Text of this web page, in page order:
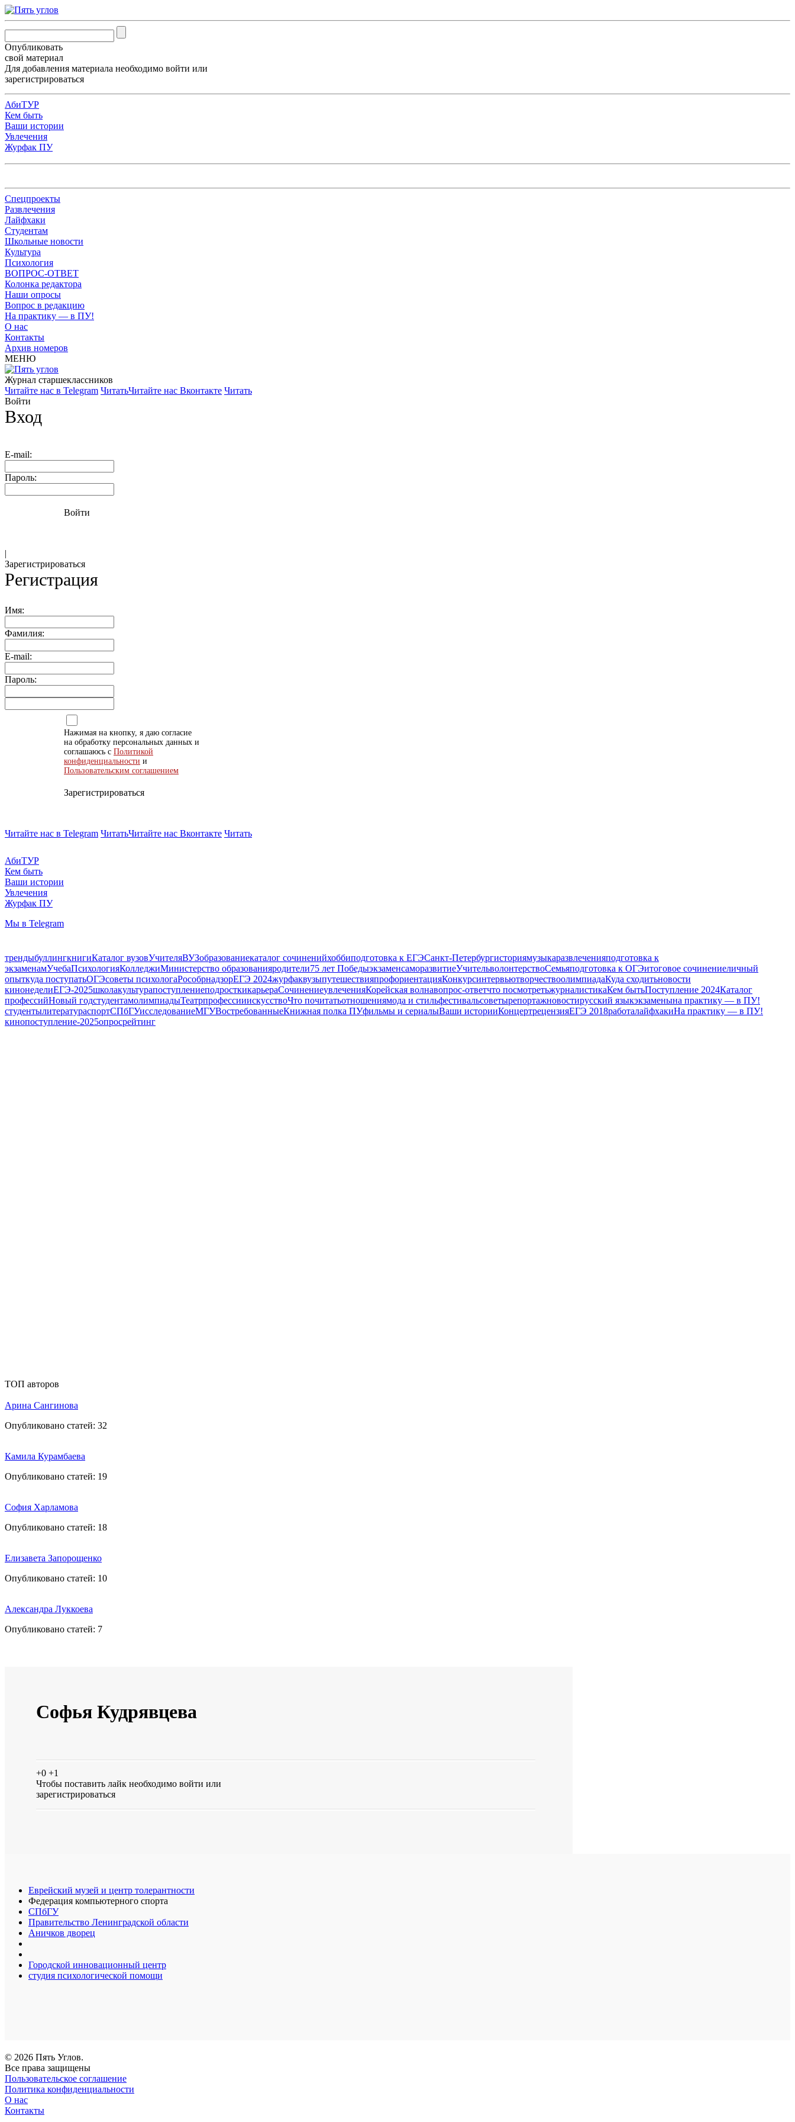
Опубликовать
свой материал
Для добавления материала необходимо войти или
зарегистрироваться
АбиТУР
Кем быть
Ваши истории
Увлечения
Журфак ПУ
Спецпроекты
Развлечения
Лайфхаки
Студентам
Школьные новости
Культура
Психология
ВОПРОС-ОТВЕТ
Колонка редактора
Наши опросы
Вопрос в редакцию
На практику — в ПУ!
О нас
Контакты
Архив номеров
МЕНЮ
Журнал старшекласcников
Читайте нас в Telegram ЧитатьЧитайте нас Вконтакте Читать
Войти
Вход
E-mail:
Пароль:
Войти
|
Зарегистрироваться
Регистрация
Имя:
Фамилия:
E-mail:
Пароль:
Нажимая на кнопку, я даю согласие
на обработку персональных данных и
соглашаюсь с Политикой
конфиденциальности и
Пользовательским соглашением
Зарегистрироваться
Читайте нас в Telegram ЧитатьЧитайте нас Вконтакте Читать
АбиТУР
Кем быть
Ваши истории
Увлечения
Журфак ПУ
Мы в Telegram
трендыбуллингкнигиКаталог вузовУчителяВУЗобразованиекаталог сочиненийхоббиподготовка к ЕГЭСанкт-Петербургисториямузыкаразвлеченияподготовка к
экзаменамУчебаПсихологияКолледжиМинистерство образованияродители75 лет ПобедыэкзаменсаморазвитиеУчительволонтерствоСемьяподготовка к ОГЭитоговое сочинениеличный
опыткуда поступатьОГЭсоветы психологаРособрнадзорЕГЭ 2024журфаквузыпутешествияпрофориентацияКонкурсинтервьютворчествоолимпиадаКуда сходитьновости
кинонеделиЕГЭ-2025школакультурапоступлениеподросткикарьераСочинениеувлеченияКорейская волнавопрос-ответчто посмотретьжурналистикаКем бытьПоступление 2024Каталог
профессийНовый годстудентамолимпиадыТеатрпрофессииискусствоЧто почитатьотношениямода и стильфестивальсоветырепортажновостирусский языкэкзаменына практику — в ПУ!
студентылитератураспортСПбГУисследованиеМГУВостребованныеКнижная полка ПУфильмы и сериалыВаши историиКонцертрецензияЕГЭ 2018работалайфхакиНа практику — в ПУ!
кинопоступление-2025опросрейтинг
ТОП авторов
Арина Сангинова
Опубликовано статей: 32
Камила Курамбаева
Опубликовано статей: 19
София Харламова
Опубликовано статей: 18
Елизавета Запорощенко
Опубликовано статей: 10
Александра Луккоева
Опубликовано статей: 7
Софья Кудрявцева
+0 +1
Чтобы поставить лайк необходимо войти или
зарегистрироваться
Еврейский музей и центр толерантности
Федерация компьютерного спорта
СПбГУ
Правительство Ленинградской области
Аничков дворец
Городской инновационный центр
студия психологической помощи
© 2026 Пять Углов.
Все права защищены
Пользовательское соглашение
Политика конфиденциальности
О нас
Контакты